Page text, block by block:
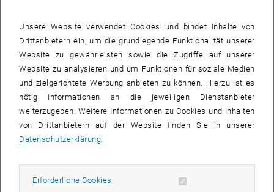
Skalicky am Nachmittag ab 16:00 Uhr. Anforderungen an eine
moderne TU zur Gestaltung der Zukunft der Technik stehen im
Mittelpunkt der Diskussion. Im Anschluss daran kann im
informelleren Rahmen, bei Kaffee und Kuchen, die Diskussion über
das Projekt weitergehen.
ACHTUNG! TERMINÄNDERUNG: TU-Spaziergänge: 13:00, 15:00 und
nach der Talkrunde
an und entdecken Sie eine etwas andere Seite der TU.
Unsere Website verwendet Cookies und bindet Inhalte von
Drittanbietern ein, um die grundlegende Funktionalität unserer
Website zu gewährleisten sowie die Zugriffe auf unserer
Website zu analysieren und um Funktionen für soziale Medien
und zielgerichtete Werbung anbieten zu können. Hierzu ist es
nötig Informationen an die jeweiligen Dienstanbieter
weiterzugeben. Weitere Informationen zu Cookies und Inhalten
von Drittanbietern auf der Website finden Sie in unserer
Datenschutzerklärung.
Erforderliche Cookies Erforderliche Cookies zulassen